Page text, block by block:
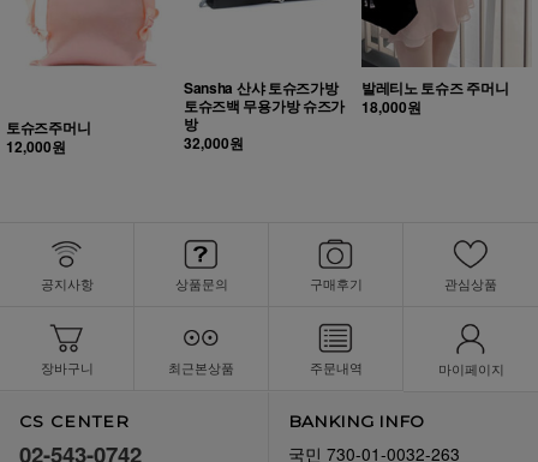
토슈즈주머니
12,000원
Sansha 산샤 토슈즈가방
토슈즈백 무용가방 슈즈가
방
32,000원
발레티노 토슈즈 주머니
18,000원
공지사항 상품문의 구매후기 관심상품
장바구니 최근본상품 주문내역 마이페이지
CS CENTER
02-543-0742
BANKING INFO
국민 730-01-0032-263